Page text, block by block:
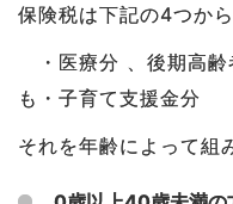
保険税は下記の4つか
・医療分 、後期高齢
も・子育て支援金分
それを年齢によって組